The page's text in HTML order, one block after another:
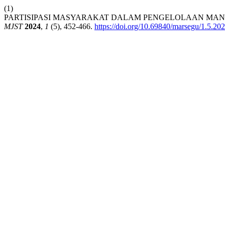
(1)
PARTISIPASI MASYARAKAT DALAM PENGELOLAAN
MJST 2024, 1 (5), 452-466. https://doi.org/10.69840/marsegu/